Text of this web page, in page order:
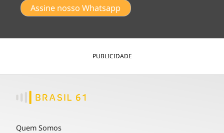
Assine nosso Whatsapp
PUBLICIDADE
Quem Somos